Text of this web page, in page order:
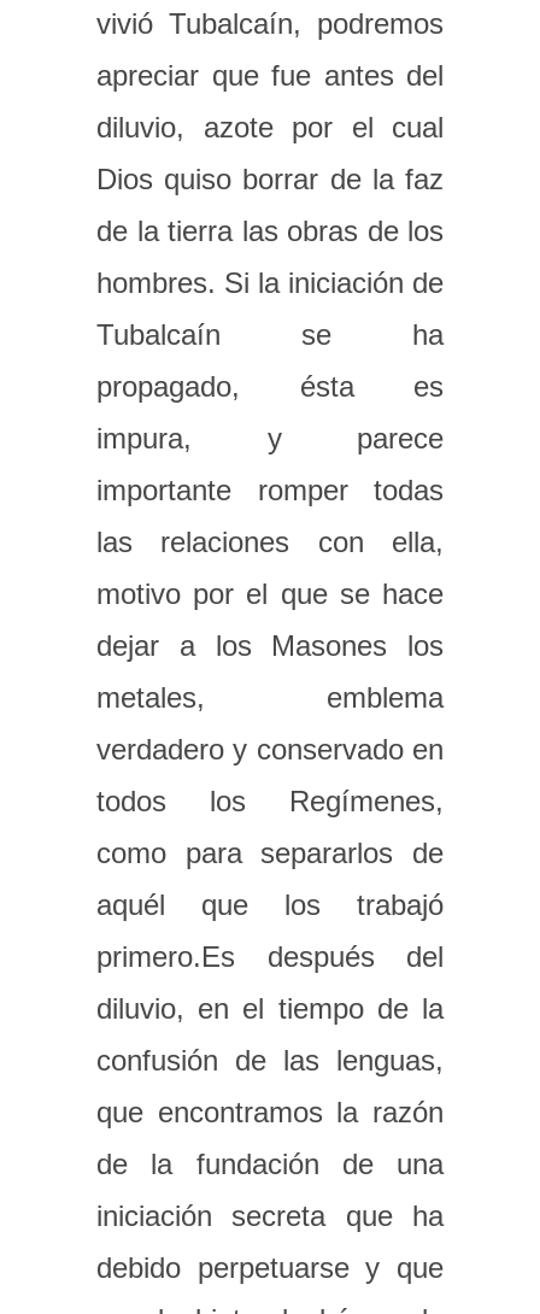
vivió Tubalcaín, podremos
apreciar que fue antes del
diluvio, azote por el cual
Dios quiso borrar de la faz
de la tierra las obras de los
hombres. Si la iniciación de
Tubalcaín se ha
propagado, ésta es
impura, y parece
importante romper todas
las relaciones con ella,
motivo por el que se hace
dejar a los Masones los
metales, emblema
verdadero y conservado en
todos los Regímenes,
como para separarlos de
aquél que los trabajó
primero.Es después del
diluvio, en el tiempo de la
confusión de las lenguas,
que encontramos la razón
de la fundación de una
iniciación secreta que ha
debido perpetuarse y que